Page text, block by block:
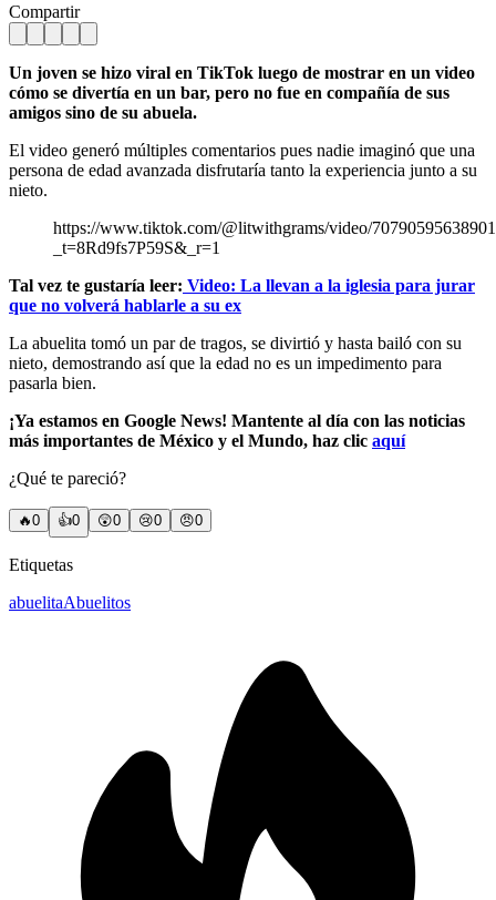
Compartir
Un joven se hizo viral en TikTok luego de mostrar en un video
cómo se divertía en un bar, pero no fue en compañía de sus
amigos sino de su abuela.
El video generó múltiples comentarios pues nadie imaginó que una
persona de edad avanzada disfrutaría tanto la experiencia junto a su
nieto.
https://www.tiktok.com/@litwithgrams/video/
_t=8Rd9fs7P59S&_r=1
Tal vez te gustaría leer: Video: La llevan a la iglesia para jurar
que no volverá hablarle a su ex
La abuelita tomó un par de tragos, se divirtió y hasta bailó con su
nieto, demostrando así que la edad no es un impedimento para
pasarla bien.
¡Ya estamos en Google News! Mantente al día con las noticias
más importantes de México y el Mundo, haz clic aquí
¿Qué te pareció?
🔥0 👍0 😲0 😢0 😠0
Etiquetas
abuelitaAbuelitos